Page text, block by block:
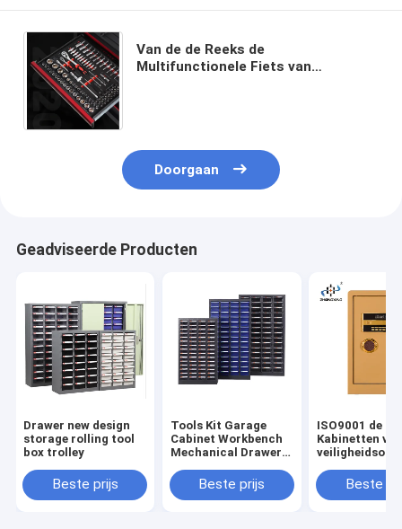
Van de de Reeks de
Multifunctionele Fiets van
Doorgaan
Geadviseerde Producten
Drawer new design
storage rolling tool
box trolley
Beste prijs
Tools Kit Garage
Cabinet Workbench
Mechanical Drawer
Beste prijs
ISO9001 de
Kabinetten
Beste